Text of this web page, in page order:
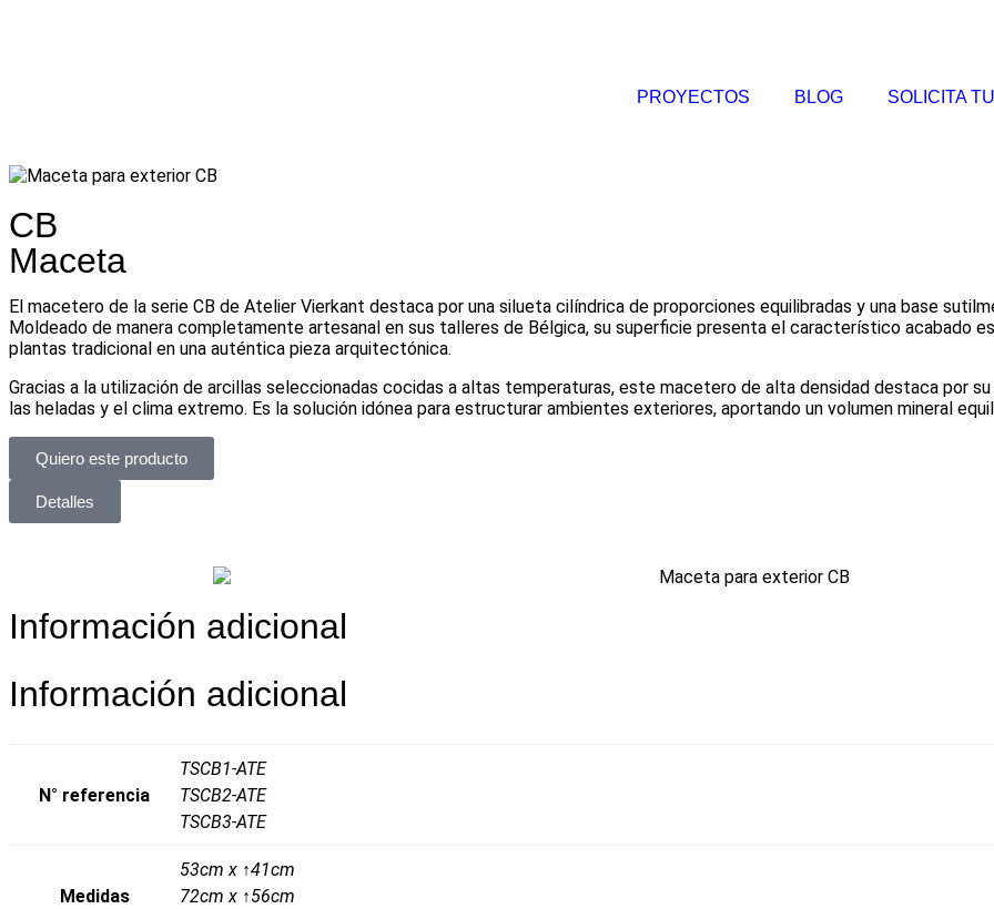
PROYECTOS BLOG SOLICITA
CB
Maceta
El macetero de la serie CB de Atelier Vierkant destaca por una silueta cilíndrica de proporciones equilibradas y una base
Moldeado de manera completamente artesanal en sus talleres de Bélgica, su superficie presenta el característico acabado
plantas tradicional en una auténtica pieza arquitectónica.
Gracias a la utilización de arcillas seleccionadas cocidas a altas temperaturas, este macetero de alta densidad destaca por
las heladas y el clima extremo. Es la solución idónea para estructurar ambientes exteriores, aportando un volumen mineral
Quiero este producto
Detalles
Información adicional
Información adicional
N° referencia
TSCB1-ATE
TSCB2-ATE
TSCB3-ATE
Medidas
53cm x ↑41cm
72cm x ↑56cm